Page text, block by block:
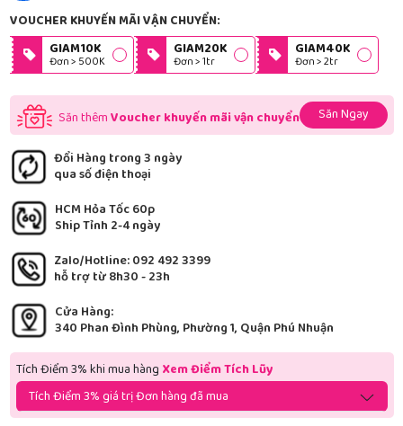
VOUCHER KHUYẾN MÃI VẬN CHUYỂN:
GIAM10K
Đơn > 500K
GIAM20K
Đơn > 1tr
GIAM40K
Đơn > 2tr
Săn thêmVoucher khuyến mãi vận chuyển Săn Ngay
Đổi Hàng trong 3 ngày
qua số điện thoại
HCM Hỏa Tốc 60p
Ship Tỉnh 2-4 ngày
Zalo/Hotline: 092 492 3399
hỗ trợ từ 8h30 - 23h
Cửa Hàng:
340 Phan Đình Phùng, Phường 1, Quận Phú Nhuận
Tích Điểm 3% khi mua hàng Xem Điểm Tích Lũy
Tích Điểm 3% giá trị Đơn hàng đã mua